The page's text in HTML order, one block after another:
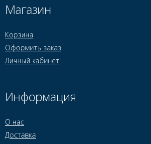
Магазин
Корзина
Оформить заказ
Личный кабинет
Информация
О нас
Доставка